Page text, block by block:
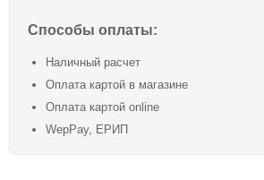
Способы оплаты:
Наличный расчет
Оплата картой в магазине
Оплата картой online
WepPay, ЕРИП